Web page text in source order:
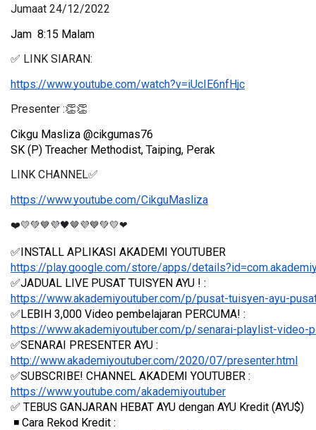
Jumaat 24/12/2022
Jam  8:15 Malam
✅ LINK SIARAN:
https://www.youtube.com/watch?v=iUcIE6nfHjc
Presenter :👏👏
Cikgu Masliza @cikgumas76
SK (P) Treacher Methodist, Taiping, Perak
LINK CHANNEL✅
https://www.youtube.com/CikguMasliza
❤️💛💚💙💜🖤🤎💜💙💚💛❤
✅INSTALL APLIKASI AKADEMI YOUTUBER
https://play.google.com/store/apps/
✅JADUAL LIVE PUSAT TUISYEN AYU ! :
https://www.akademiyoutuber.com/p/pusat-tuisyen-ayu-
✅LEBIH 3,000 Video pembelajaran PERCUMA! :
https://www.akademiyoutuber.com/p/senarai-playlist-video-
✅SENARAI PRESENTER AYU :
http://www.akademiyoutuber.com/2020/07/presenter.html
✅SUBSCRIBE! CHANNEL AKADEMI YOUTUBER :
https://www.youtube.com/akademiyoutuber
✅ TEBUS GANJARAN HEBAT AYU dengan AYU Kredit (AYU$)
◾️ Cara Rekod Kredit :